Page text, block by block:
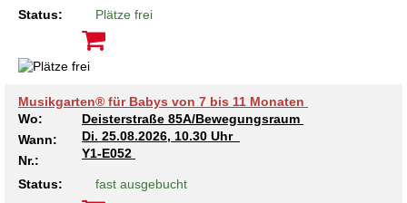
Status: Plätze frei
Musikgarten® für Babys von 7 bis 11 Monaten
Wo:
Deisterstraße 85A/Bewegungsraum
Wann:
Di. 25.08.2026, 10.30 Uhr
Nr.:
Y1-E052
Status: fast ausgebucht